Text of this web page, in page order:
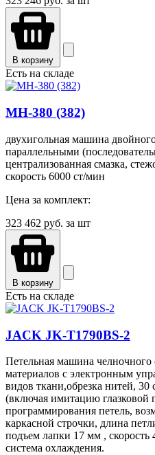
В корзину
Есть на складе
MH-380 (382)
двухигольная машина
параллельными
централизованная смазка,
скорость 6000 ст/мин
Цена за комплект:
323 462 руб. за шт
В корзину
Есть на складе
JACK JK-T1790ВS-2
Петельная машина
материалов с электронным
видов ткани,обрезка нитей, 30
(включая имитацию глазковой
программирования петель,
каркасной строчки, длина
подъем лапки 17 мм , скорость
система охлаждения.